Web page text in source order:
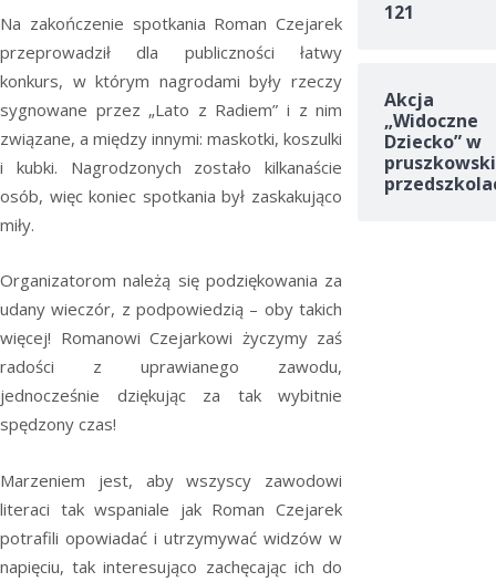
Na zakończenie spotkania Roman Czejarek
przeprowadził dla publiczności łatwy
konkurs, w którym nagrodami były rzeczy
sygnowane przez „Lato z Radiem” i z nim
związane, a między innymi: maskotki, koszulki
i kubki. Nagrodzonych zostało kilkanaście
osób, więc koniec spotkania był zaskakująco
miły.
Organizatorom należą się podziękowania za
udany wieczór, z podpowiedzią – oby takich
więcej! Romanowi Czejarkowi życzymy zaś
radości z uprawianego zawodu,
jednocześnie dziękując za tak wybitnie
spędzony czas!
Marzeniem jest, aby wszyscy zawodowi
literaci tak wspaniale jak Roman Czejarek
potrafili opowiadać i utrzymywać widzów w
napięciu, tak interesująco zachęcając ich do
121
Akcja
„Widoczne
Dziecko” w